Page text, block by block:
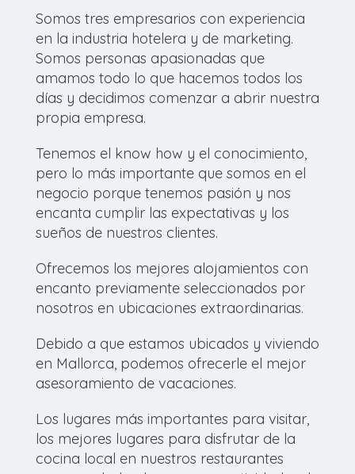
Somos tres empresarios con experiencia
en la industria hotelera y de marketing.
Somos personas apasionadas que
amamos todo lo que hacemos todos los
días y decidimos comenzar a abrir nuestra
propia empresa.
Tenemos el know how y el conocimiento,
pero lo más importante que somos en el
negocio porque tenemos pasión y nos
encanta cumplir las expectativas y los
sueños de nuestros clientes.
Ofrecemos los mejores alojamientos con
encanto previamente seleccionados por
nosotros en ubicaciones extraordinarias.
Debido a que estamos ubicados y viviendo
en Mallorca, podemos ofrecerle el mejor
asesoramiento de vacaciones.
Los lugares más importantes para visitar,
los mejores lugares para disfrutar de la
cocina local en nuestros restaurantes